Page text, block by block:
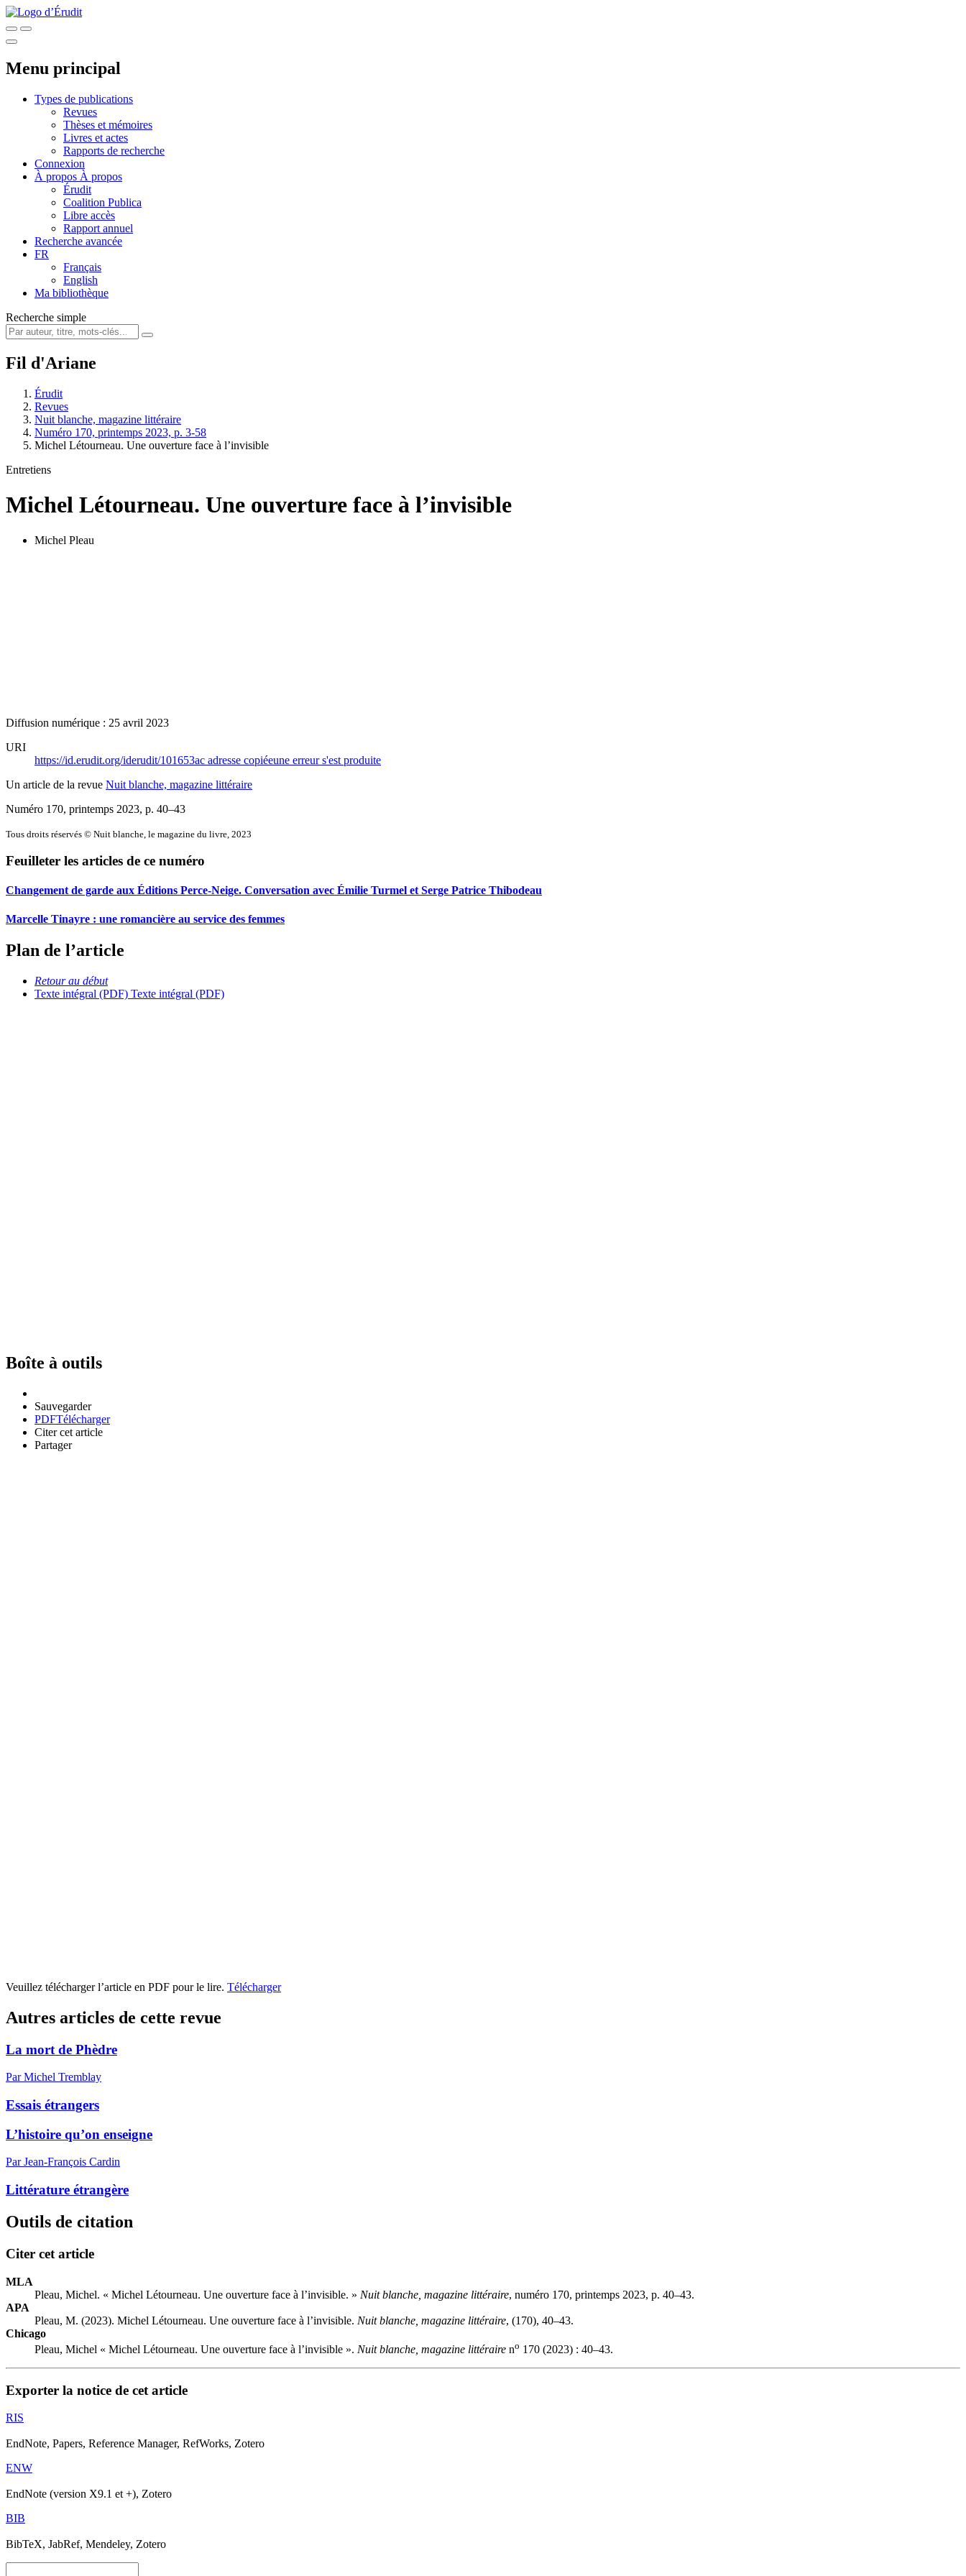
Menu principal
Types de publications
Revues
Thèses et mémoires
Livres et actes
Rapports de recherche
Connexion
À propos À propos
Érudit
Coalition Publica
Libre accès
Rapport annuel
Recherche avancée
FR
Français
English
Ma bibliothèque
Recherche simple
Fil d'Ariane
Érudit
Revues
Nuit blanche, magazine littéraire
Numéro 170, printemps 2023, p. 3-58
Michel Létourneau. Une ouverture face à l’invisible
Entretiens
Michel Létourneau. Une ouverture face à l’invisible
Michel Pleau
Diffusion numérique : 25 avril 2023
URI
https://id.erudit.org/iderudit/101653ac adresse copiéeune erreur s'est produite
Un article de la revue Nuit blanche, magazine littéraire
Numéro 170, printemps 2023, p. 40–43
Tous droits réservés © Nuit blanche, le magazine du livre, 2023
Feuilleter les articles de ce numéro
Changement de garde aux Éditions Perce-Neige. Conversation avec Émilie Turmel et Serge Patrice Thibodeau
Marcelle Tinayre : une romancière au service des femmes
Plan de l’article
Retour au début
Texte intégral (PDF) Texte intégral (PDF)
Boîte à outils
Sauvegarder
PDFTélécharger
Citer cet article
Partager
Veuillez télécharger l’article en PDF pour le lire. Télécharger
Autres articles de cette revue
La mort de Phèdre
Par Michel Tremblay
Essais étrangers
L’histoire qu’on enseigne
Par Jean-François Cardin
Littérature étrangère
Outils de citation
Citer cet article
MLA
Pleau, Michel. « Michel Létourneau. Une ouverture face à l’invisible. » Nuit blanche, magazine littéraire, numéro 170, printemps 2023, p. 40–43.
APA
Pleau, M. (2023). Michel Létourneau. Une ouverture face à l’invisible. Nuit blanche, magazine littéraire, (170), 40–43.
Chicago
Pleau, Michel « Michel Létourneau. Une ouverture face à l’invisible ». Nuit blanche, magazine littéraire no 170 (2023) : 40–43.
Exporter la notice de cet article
RIS
EndNote, Papers, Reference Manager, RefWorks, Zotero
ENW
EndNote (version X9.1 et +), Zotero
BIB
BibTeX, JabRef, Mendeley, Zotero